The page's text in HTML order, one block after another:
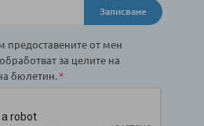
Записване
предоставените от мен
за целите на
бюлетин.